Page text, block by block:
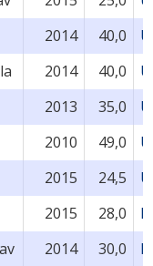
2014 40,0
2014 40,0
2013 35,0
2010 49,0
2015 24,5
2015 28,0
2014 30,0